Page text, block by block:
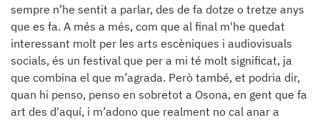
sempre n’he sentit a parlar, des de fa dotze o tretze anys
que es fa. A més a més, com que al final m'he quedat
interessant molt per les arts escèniques i audiovisuals
socials, és un festival que per a mi té molt significat, ja
que combina el que m’agrada. Però també, et podria dir,
quan hi penso, penso en sobretot a Osona, en gent que fa
art des d'aquí, i m’adono que realment no cal anar a